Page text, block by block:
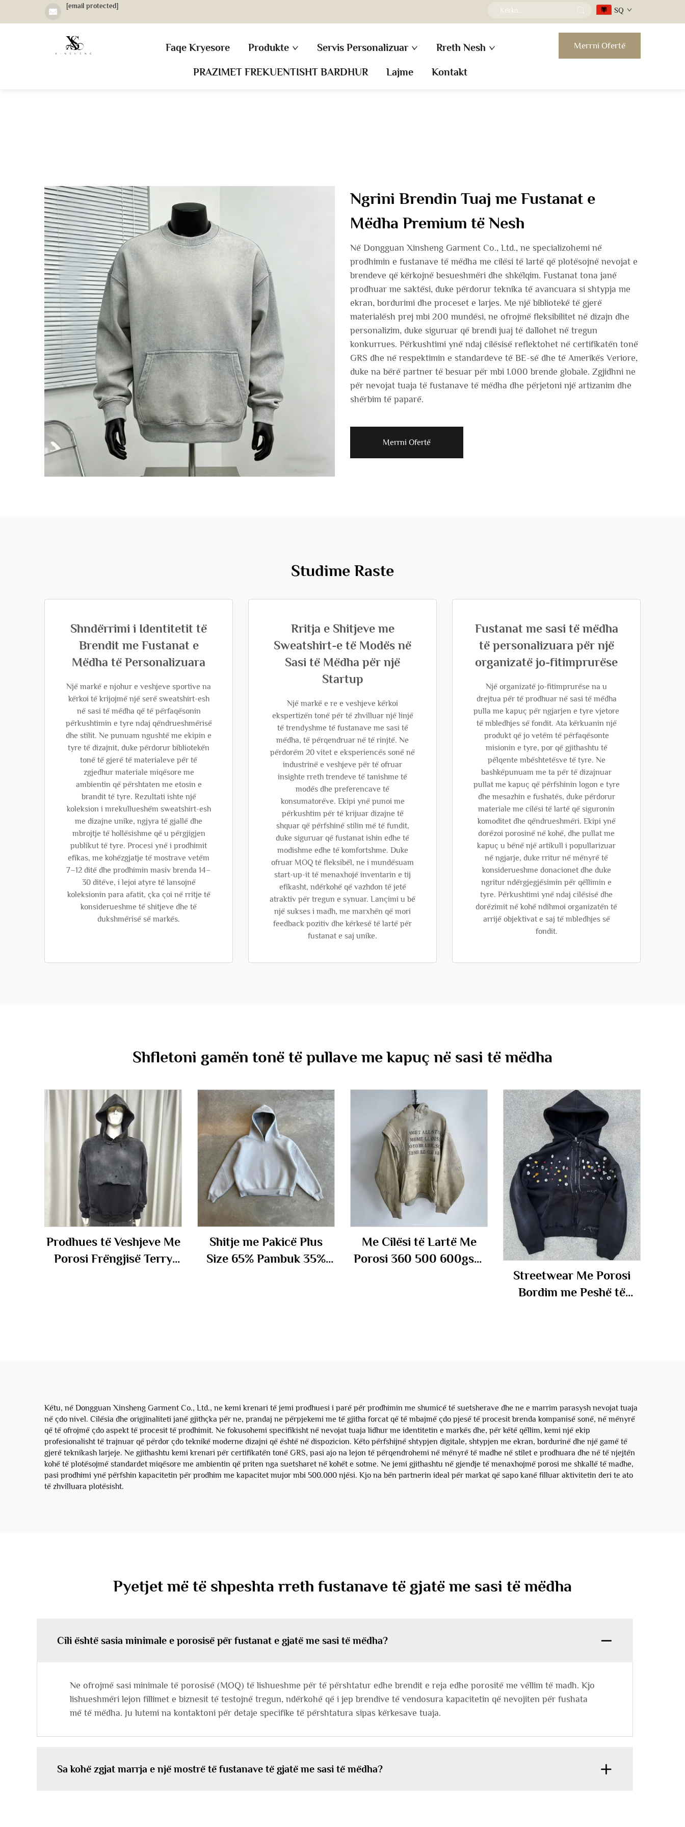
[email protected] SQ
Faqe Kryesore Produkte Servis Personalizuar Rreth Nesh
PRAZIMET FREKUENTISHT BARDHUR Lajme Kontakt
Merrni Ofertë
Ngrini Brendin Tuaj me Fustanat e
Mëdha Premium të Nesh
Në Dongguan Xinsheng Garment Co., Ltd., ne specializohemi në
prodhimin e fustanave të mëdha me cilësi të lartë që plotësojnë nevojat e
brendeve që kërkojnë besueshmëri dhe shkëlqim. Fustanat tona janë
prodhuar me saktësi, duke përdorur teknika të avancuara si shtypja me
ekran, bordurimi dhe proceset e larjes. Me një bibliotekë të gjerë
materialësh prej mbi 200 mundësi, ne ofrojmë fleksibilitet në dizajn dhe
personalizim, duke siguruar që brendi juaj të dallohet në tregun
konkurrues. Përkushtimi ynë ndaj cilësisë reflektohet në certifikatën tonë
GRS dhe në respektimin e standardeve të BE-së dhe të Amerikës Veriore,
duke na bërë partner të besuar për mbi 1.000 brende globale. Zgjidhni ne
për nevojat tuaja të fustanave të mëdha dhe përjetoni një artizanim dhe
shërbim të paparë.
Merrni Ofertë
Studime Raste
Shndërrimi i Identitetit të
Brendit me Fustanat e
Mëdha të Personalizuara
Një markë e njohur e veshjeve sportive na
kërkoi të krijojmë një serë sweatshirt-esh
në sasi të mëdha që të përfaqësonin
përkushtimin e tyre ndaj qëndrueshmërisë
dhe stilit. Ne punuam ngushtë me ekipin e
tyre të dizajnit, duke përdorur bibliotekën
tonë të gjerë të materialeve për të
zgjedhur materiale miqësore me
ambientin që përshtaten me etosin e
brandit të tyre. Rezultati ishte një
koleksion i mrekullueshëm sweatshirt-esh
me dizajne unike, ngjyra të gjallë dhe
mbrojtje të hollësishme që u përgjigjen
publikut të tyre. Procesi ynë i prodhimit
efikas, me kohëzgjatje të mostrave vetëm
7–12 ditë dhe prodhimin masiv brenda 14–
30 ditëve, i lejoi atyre të lansojnë
koleksionin para afatit, çka çoi në rritje të
konsiderueshme të shitjeve dhe të
dukshmërisë së markës.
Rritja e Shitjeve me
Sweatshirt-e të Modës në
Sasi të Mëdha për një
Startup
Një markë e re e veshjeve kërkoi
ekspertizën tonë për të zhvilluar një linjë
të trendyshme të fustanave me sasi të
mëdha, të përqendruar në të rinjtë. Ne
përdorëm 20 vitet e eksperiencës sonë në
industrinë e veshjeve për të ofruar
insighte rreth trendeve të tanishme të
modës dhe preferencave të
konsumatorëve. Ekipi ynë punoi me
përkushtim për të krijuar dizajne të
shquar që përfshinë stilin më të fundit,
duke siguruar që fustanat ishin edhe të
modishme edhe të komfortshme. Duke
ofruar MOQ të fleksibël, ne i mundësuam
start-up-it të menaxhojë inventarin e tij
efikasht, ndërkohë që vazhdon të jetë
atraktiv për tregun e synuar. Lançimi u bë
një sukses i madh, me marxhën që mori
feedback pozitiv dhe kërkesë të lartë për
fustanat e saj unike.
Fustanat me sasi të mëdha
të personalizuara për një
organizatë jo-fitimprurëse
Një organizatë jo-fitimprurëse na u
drejtua për të prodhuar në sasi të mëdha
pulla me kapuç për ngjarjen e tyre vjetore
të mbledhjes së fondit. Ata kërkuanin një
produkt që jo vetëm të përfaqësonte
misionin e tyre, por që gjithashtu të
pëlqente mbështetësve të tyre. Ne
bashkëpunuam me ta për të dizajnuar
pullat me kapuç që përfshinin logon e tyre
dhe mesazhin e fushatës, duke përdorur
materiale me cilësi të lartë që siguronin
komoditet dhe qëndrueshmëri. Ekipi ynë
dorëzoi porosinë në kohë, dhe pullat me
kapuç u bënë një artikull i popullarizuar
në ngjarje, duke rritur në mënyrë të
konsiderueshme donacionet dhe duke
ngritur ndërgjegjësimin për qëllimin e
tyre. Përkushtimi ynë ndaj cilësisë dhe
dorëzimit në kohë ndihmoi organizatën të
arrijë objektivat e saj të mbledhjes së
fondit.
Shfletoni gamën tonë të pullave me kapuç në sasi të mëdha
Prodhues të Veshjeve Me
Porosi Frëngjisë Terry
Shitje me Pakicë Plus
Size 65% Pambuk 35%
Me Cilësi të Lartë Me
Porosi 360 500 600gsm
Streetwear Me Porosi
Bordim me Peshë të
Këtu, në Dongguan Xinsheng Garment Co., Ltd., ne kemi krenari të jemi prodhuesi i parë për prodhimin me shumicë të suetsherave dhe ne e marrim parasysh nevojat tuaja
në çdo nivel. Cilësia dhe origjinaliteti janë gjithçka për ne, prandaj ne përpjekemi me të gjitha forcat që të mbajmë çdo pjesë të procesit brenda kompanisë sonë, në mënyrë
që të ofrojmë çdo aspekt të procesit të prodhimit. Ne fokusohemi specifikisht në nevojat tuaja lidhur me identitetin e markës dhe, për këtë qëllim, kemi një ekip
profesionalisht të trajnuar që përdor çdo teknikë moderne dizajni që është në dispozicion. Këto përfshijnë shtypjen digitale, shtypjen me ekran, bordurinë dhe një gamë të
gjerë teknikash larjeje. Ne gjithashtu kemi krenari për certifikatën tonë GRS, pasi ajo na lejon të përqendrohemi në mënyrë të madhe në stilet e prodhuara dhe në të njejtën
kohë të plotësojmë standardet miqësore me ambientin që priten nga suetsharet në kohët e sotme. Ne jemi gjithashtu në gjendje të menaxhojmë porosi me shkallë të madhe,
pasi prodhimi ynë përfshin kapacitetin për prodhim me kapacitet mujor mbi 500.000 njësi. Kjo na bën partnerin ideal për markat që sapo kanë filluar aktivitetin deri te ato
të zhvilluara plotësisht.
Pyetjet më të shpeshta rreth fustanave të gjatë me sasi të mëdha
Cili është sasia minimale e porosisë për fustanat e gjatë me sasi të mëdha?
Ne ofrojmë sasi minimale të porosisë (MOQ) të lishueshme për të përshtatur edhe brendit e reja edhe porositë me vëllim të madh. Kjo
lishueshmëri lejon fillimet e biznesit të testojnë tregun, ndërkohë që i jep brendive të vendosura kapacitetin që nevojiten për fushata
më të mëdha. Ju lutemi na kontaktoni për detaje specifike të përshtatura sipas kërkesave tuaja.
Sa kohë zgjat marrja e një mostrë të fustanave të gjatë me sasi të mëdha?